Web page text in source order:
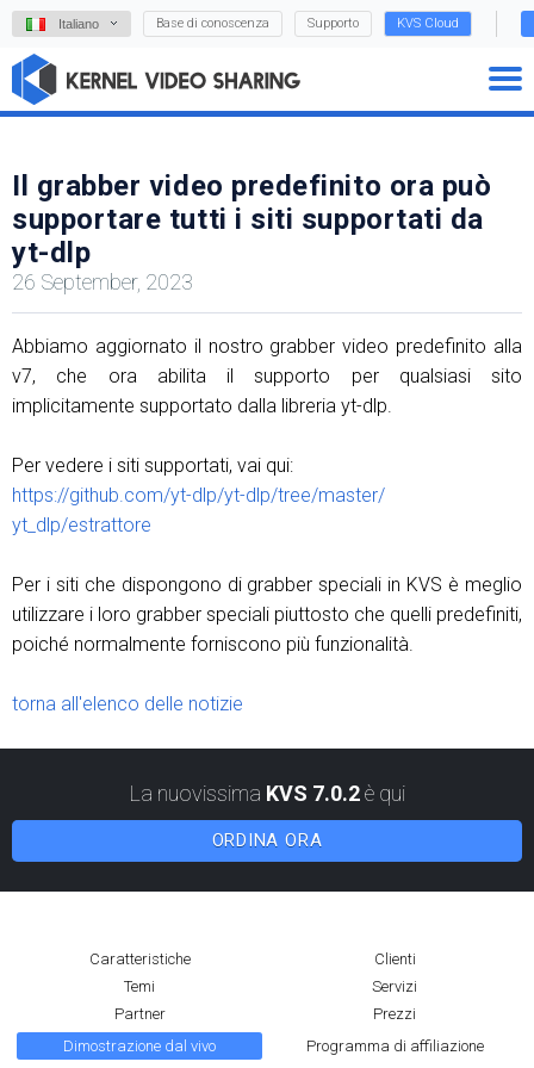
Italiano Base di conoscenza Supporto KVS Cloud
Il grabber video predefinito ora può
supportare tutti i siti supportati da
yt-dlp
26 September, 2023
Abbiamo aggiornato il nostro grabber video predefinito alla
v7, che ora abilita il supporto per qualsiasi sito
implicitamente supportato dalla libreria yt-dlp.
Per vedere i siti supportati, vai qui:
https://github.com/yt-dlp/yt-dlp/tree/master/
yt_dlp/estrattore
Per i siti che dispongono di grabber speciali in KVS è meglio
utilizzare i loro grabber speciali piuttosto che quelli predefiniti,
poiché normalmente forniscono più funzionalità.
torna all'elenco delle notizie
La nuovissima KVS 7.0.2è qui
ORDINA ORA
Caratteristiche
Clienti
Temi
Servizi
Partner
Prezzi
Dimostrazione dal vivo
Programma di affiliazione